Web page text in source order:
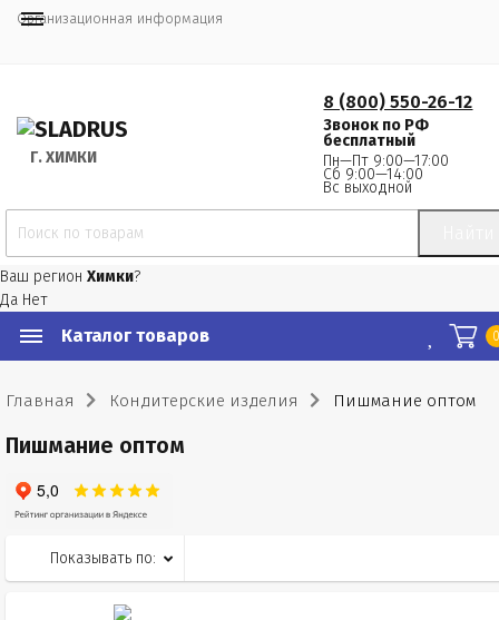
Организационная информация
Г. ХИМКИ
8 (800) 550-26-12
Звонок по РФ
бесплатный
Пн—Пт 9:00—17:00
Сб 9:00—14:00
Вс выходной
Ваш регион Химки?
Да Нет
Каталог товаров
Главная Кондитерские изделия Пишмание оптом
Пишмание оптом
Показывать по: